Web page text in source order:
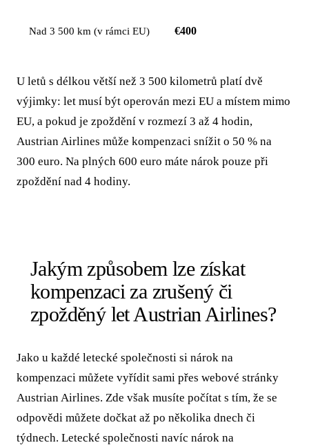
Nad 3 500 km (v rámci EU) €400
U letů s délkou větší než 3 500 kilometrů platí dvě
výjimky: let musí být operován mezi EU a místem mimo
EU, a pokud je zpoždění v rozmezí 3 až 4 hodin,
Austrian Airlines může kompenzaci snížit o 50 % na
300 euro. Na plných 600 euro máte nárok pouze při
zpoždění nad 4 hodiny.
Jakým způsobem lze získat
kompenzaci za zrušený či
zpožděný let Austrian Airlines?
Jako u každé letecké společnosti si nárok na
kompenzaci můžete vyřídit sami přes webové stránky
Austrian Airlines. Zde však musíte počítat s tím, že se
odpovědi můžete dočkat až po několika dnech či
týdnech. Letecké společnosti navíc nárok na